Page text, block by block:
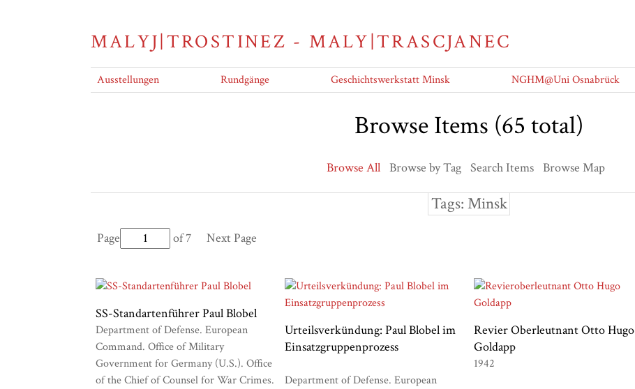
MALYJ|TROSTINEZ - MALY|TRASCJANEC
Ausstellungen Rundgänge Geschichtswerkstatt Minsk NGHM@Uni Osnabrück
Browse Items (65 total)
Browse All Browse by Tag Search Items Browse Map
Tags: Minsk
Page of 7 Next Page
SS-Standartenführer Paul Blobel
Department of Defense. European
Command. Office of Military
Government for Germany (U.S.). Office
of the Chief of Counsel for War Crimes.
Urteilsverkündung: Paul Blobel im
Einsatzgruppenprozess
Department of Defense. European
Revier Oberleutnant Otto Hugo
Goldapp
1942